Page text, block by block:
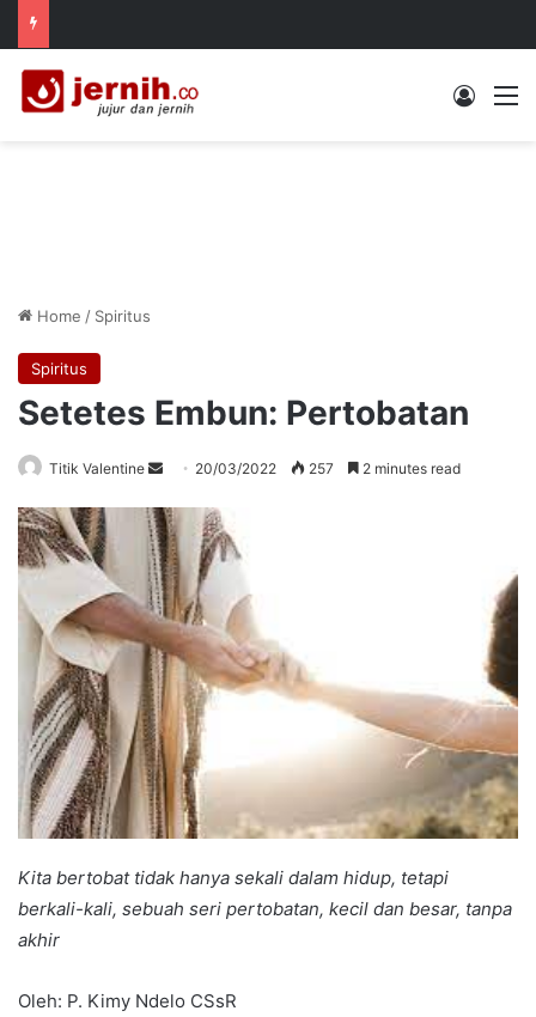
Log In
Home / Spiritus
Spiritus
Setetes Embun: Pertobatan
Titik Valentine
Send
email
20/03/2022 257 2 minutes read
Kita bertobat tidak hanya sekali dalam hidup, tetapi
berkali-kali, sebuah seri pertobatan, kecil dan besar, tanpa
akhir
Oleh: P. Kimy Ndelo CSsR